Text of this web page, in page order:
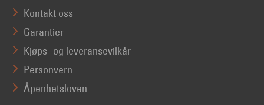
Kontakt oss
Garantier
Kjøps- og leveransevilkår
Personvern
Åpenhetsloven